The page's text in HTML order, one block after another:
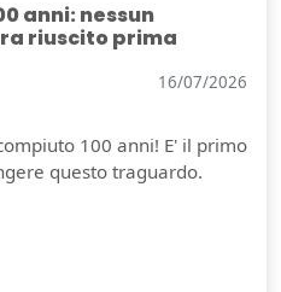
anni: nessun
riuscito prima
16/07/2026
100 anni! E' il primo
questo traguardo.